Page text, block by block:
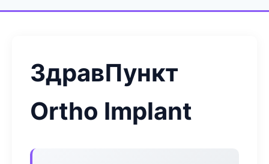
ЗдравПункт
Ortho Implant